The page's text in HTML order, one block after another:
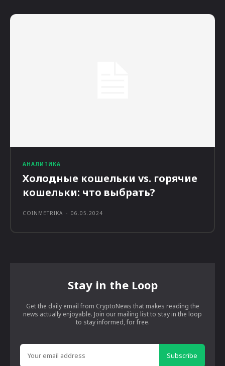
АНАЛИТИКА
Холодные кошельки vs. горячие
кошельки: что выбрать?
COINMETRIKA - 06.05.2024
Stay in the Loop
Get the daily email from CryptoNews that makes reading the
news actually enjoyable. Join our mailing list to stay in the loop
to stay informed, for free.
Subscribe